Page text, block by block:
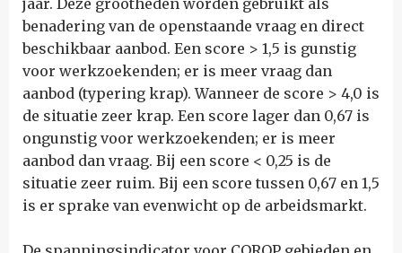
jaar. Deze grootheden worden gebruikt als
benadering van de openstaande vraag en direct
beschikbaar aanbod. Een score > 1,5 is gunstig
voor werkzoekenden; er is meer vraag dan
aanbod (typering krap). Wanneer de score > 4,0 is
de situatie zeer krap. Een score lager dan 0,67 is
ongunstig voor werkzoekenden; er is meer
aanbod dan vraag. Bij een score < 0,25 is de
situatie zeer ruim. Bij een score tussen 0,67 en 1,5
is er sprake van evenwicht op de arbeidsmarkt.